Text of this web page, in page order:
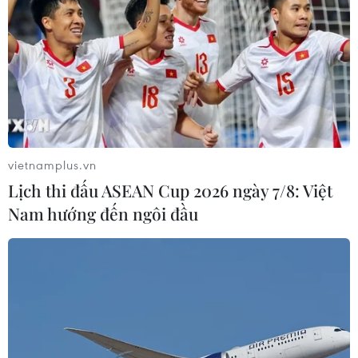
6 tháng năm 2026, Trung Quốc kỷ
luật hơn 1.500 cán bộ kiểm tra, giám
sát
04/08/2026 07:07
Tổng Biên tập: TRẦN TIẾN DUẨN
Phó Tổng Biên tập: NGUYỄN THỊ TÁM, KHÚC THANH
vietnamplus.vn
Lịch thi đấu ASEAN Cup 2026 ngày 7/8: Việt
Nam hướng đến ngôi đầu